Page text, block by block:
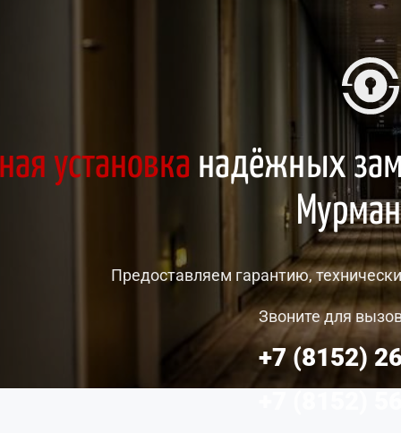
установка надёжных
Предоставляем гарантию,
Звоните для
+7 (8152)